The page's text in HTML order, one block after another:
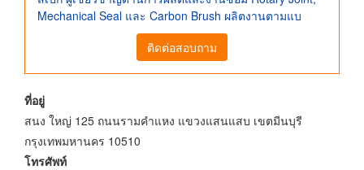
Mechanical Seal และ Carbon Brush ผลิตงานตามแบ
ติดต่อสอบถาม
ที่อยู่
สนง ใหญ่ 125 ถนนรามคำแหง แขวงแสนแสบ เขตมีนบุรี
กรุงเทพมหานคร 10510
โทรศัพท์